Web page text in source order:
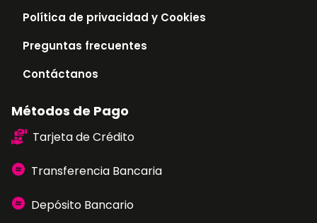
Política de privacidad y Cookies
Preguntas frecuentes
Contáctanos
Métodos de Pago
Tarjeta de Crédito
Transferencia Bancaria
Depósito Bancario